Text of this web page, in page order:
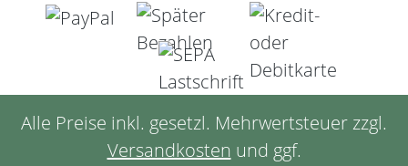
Alle Preise inkl. gesetzl. Mehrwertsteuer zzgl.
Versandkosten und ggf.